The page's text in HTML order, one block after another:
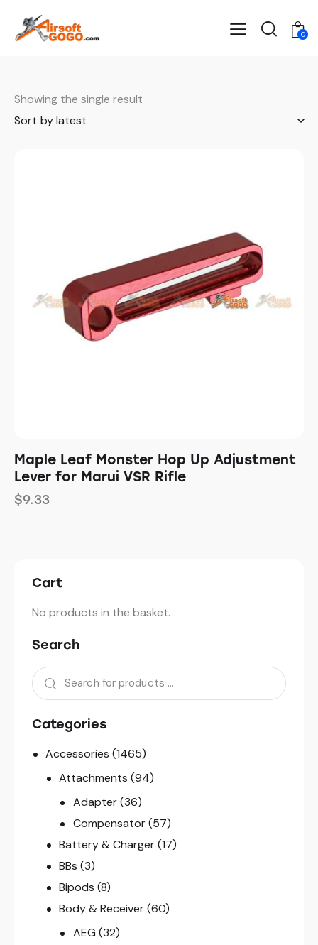
0
Showing the single result
Maple Leaf Monster Hop Up Adjustment
Lever for Marui VSR Rifle
$9.33
Cart
No products in the basket.
Search
Categories
Accessories (1465)
Attachments (94)
Adapter (36)
Compensator (57)
Battery & Charger (17)
BBs (3)
Bipods (8)
Body & Receiver (60)
AEG (32)